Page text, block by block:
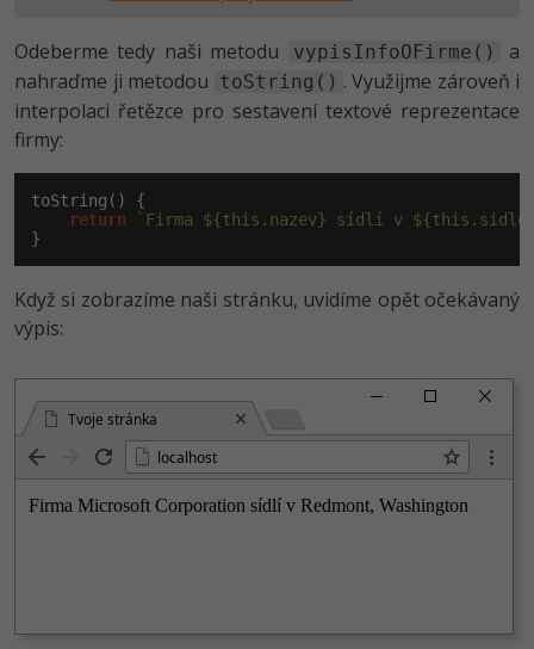
Odeberme tedy naši metodu vypisInfoOFirme()
a
nahraďme ji metodou toString() . Využijme zároveň i
interpolaci řetězce pro sestavení textové reprezentace
firmy:
toString() {
return
`Firma ${this.nazev} sídlí v
}
Když si zobrazíme naši stránku, uvidíme opět očekávaný
výpis:
Tvoje stránka
localhost